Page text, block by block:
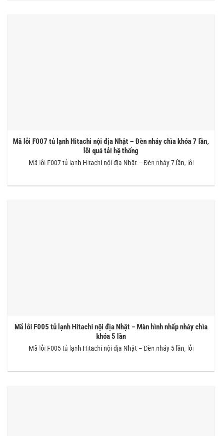
Mã lỗi F007 tủ lạnh Hitachi nội địa Nhật – Đèn nháy chìa khóa 7 lần,
lỗi quá tải hệ thống
Mã lỗi F007 tủ lạnh Hitachi nội địa Nhật – Đèn nháy 7 lần, lỗi
Mã lỗi F005 tủ lạnh Hitachi nội địa Nhật – Màn hình nhấp nháy chìa
khóa 5 lần
Mã lỗi F005 tủ lạnh Hitachi nội địa Nhật – Đèn nháy 5 lần, lỗi